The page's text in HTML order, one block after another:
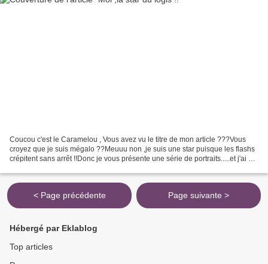
Coucou c'est le Caramelou , Vous avez vu le titre de mon article ???Vous
croyez que je suis mégalo ??Meuuu non ,je suis une star puisque les flashs
crépitent sans arrêt !!Donc je vous présente une série de portraits.....et j'ai été
< Page précédente Page suivante >
Hébergé par Eklablog
Top articles